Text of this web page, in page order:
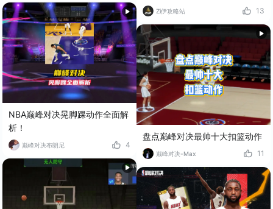
NBA巅峰对决晃脚踝动作全面解
析！
巅峰对决布朗尼 4
Zi伊攻略站 13
盘点巅峰对决最帅十大扣篮动作
巅峰对决-Max 11